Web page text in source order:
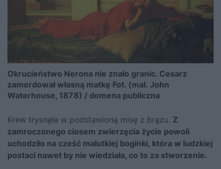
Okrucieństwo Nerona nie znało granic. Cesarz
zamordował własną matkę Fot. (mal. John
Waterhouse, 1878) / domena publiczna
Krew trysnęła w podstawioną misę z brązu. Z
zamroczonego ciosem zwierzęcia życie powoli
uchodziło na cześć malutkiej boginki, która w ludzkiej
postaci nawet by nie wiedziała, co to za stworzenie.